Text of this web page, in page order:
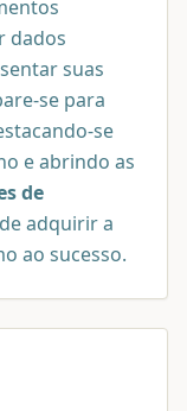
dados
suas
se para
se
e abrindo as
de
adquirir a
ao sucesso.